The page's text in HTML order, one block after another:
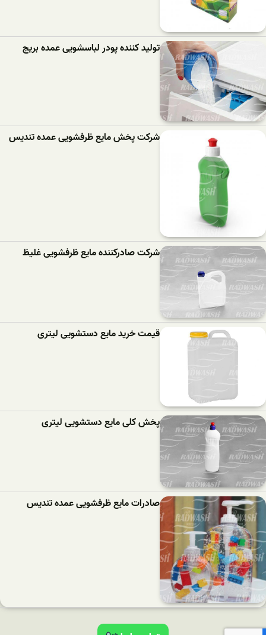
تولید کننده پودر لباسشویی عمده بریج
شرکت پخش مایع ظرفشویی عمده تندیس
شرکت صادرکننده مایع ظرفشویی غلیظ
قیمت خرید مایع دستشویی لیتری
پخش کلی مایع دستشویی لیتری
صادرات مایع ظرفشویی عمده تندیس